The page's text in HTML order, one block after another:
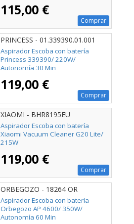
115,00 €
Comprar
PRINCESS - 01.339390.01.001
Aspirador Escoba con batería
Princess 339390/ 220W/
Autonomía 30 Min
119,00 €
Comprar
XIAOMI - BHR8195EU
Aspirador Escoba con batería
Xiaomi Vacuum Cleaner G20 Lite/
215W
119,00 €
Comprar
ORBEGOZO - 18264 OR
Aspirador Escoba con batería
Orbegozo AP 4600/ 350W/
Autonomía 60 Min